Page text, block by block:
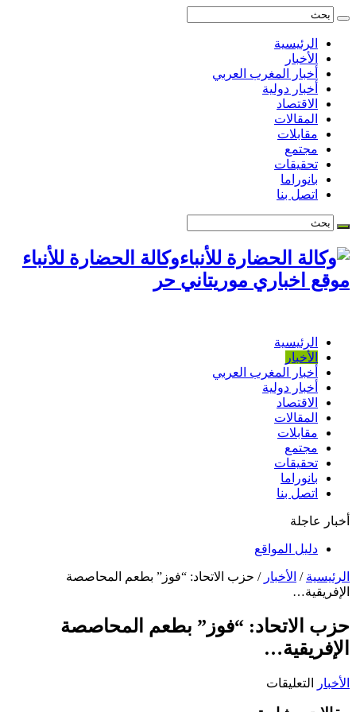
الرئيسية
الأخبار
أخبار المغرب العربي
أخبار دولية
الاقتصاد
المقالات
مقابلات
مجتمع
تحقيقات
بانوراما
اتصل بنا
وكالة الحضارة للأنباء
موقع اخباري موريتاني حر
الرئيسية
الأخبار
أخبار المغرب العربي
أخبار دولية
الاقتصاد
المقالات
مقابلات
مجتمع
تحقيقات
بانوراما
اتصل بنا
أخبار عاجلة
دليل المواقع
الرئيسية / الأخبار / حزب الاتحاد: “فوز” بطعم المحاصصة
الإفريقية…
حزب الاتحاد: “فوز” بطعم المحاصصة
الإفريقية…
الأخبار التعليقات